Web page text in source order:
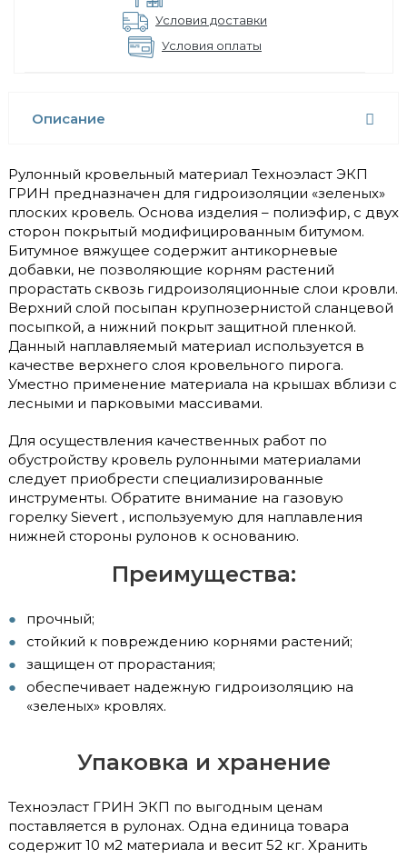
Условия доставки
Условия оплаты
Описание
Рулонный кровельный материал Техноэласт ЭКП
ГРИН предназначен для гидроизоляции «зеленых»
плоских кровель. Основа изделия – полиэфир, с двух
сторон покрытый модифицированным битумом.
Битумное вяжущее содержит антикорневые
добавки, не позволяющие корням растений
прорастать сквозь гидроизоляционные слои кровли.
Верхний слой посыпан крупнозернистой сланцевой
посыпкой, а нижний покрыт защитной пленкой.
Данный наплавляемый материал используется в
качестве верхнего слоя кровельного пирога.
Уместно применение материала на крышах вблизи с
лесными и парковыми массивами.
Для осуществления качественных работ по
обустройству кровель рулонными материалами
следует приобрести специализированные
инструменты. Обратите внимание на газовую
горелку Sievert , используемую для наплавления
нижней стороны рулонов к основанию.
Преимущества:
прочный;
стойкий к повреждению корнями растений;
защищен от прорастания;
обеспечивает надежную гидроизоляцию на
«зеленых» кровлях.
Упаковка и хранение
Техноэласт ГРИН ЭКП по выгодным ценам
поставляется в рулонах. Одна единица товара
содержит 10 м2 материала и весит 52 кг. Хранить